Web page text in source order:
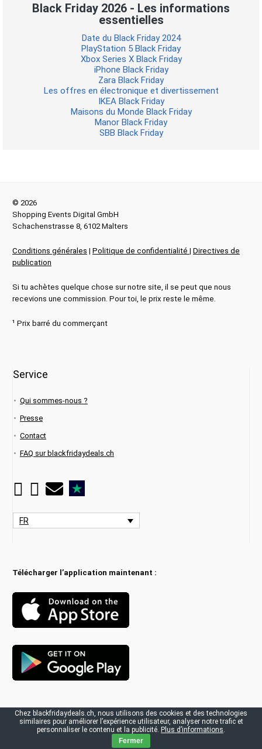
Black Friday 2026 - Les informations
essentielles
Date du Black Friday 2024
PlayStation 5 Black Friday
Xbox Series X Black Friday
iPhone Black Friday
Zara Black Friday
Les offres en électronique et divertissement
IKEA Black Friday
Maisons du Monde Black Friday
Manor Black Friday
SBB Black Friday
© 2026
Shopping Events Digital GmbH
Schachenstrasse 8, 6102 Malters
Conditions générales | Politique de confidentialité | Directives de
publication
Si tu achètes quelque chose sur notre site, il se peut que nous
recevions une commission. Pour toi, le prix reste le même.
¹ Prix barré du commerçant
Service
Qui sommes-nous ?
Presse
Contact
FAQ sur blackfridaydeals.ch
FR
Télécharger l’application maintenant :
Partenaire:Black-Friday.ch
Chez blackfridaydeals.ch, nous utilisons des cookies et des technologies
similaires pour améliorer l’expérience utilisateur, analyser notre trafic et
personnaliser le contenu et la publicité. Plus d’informations.
Fermer